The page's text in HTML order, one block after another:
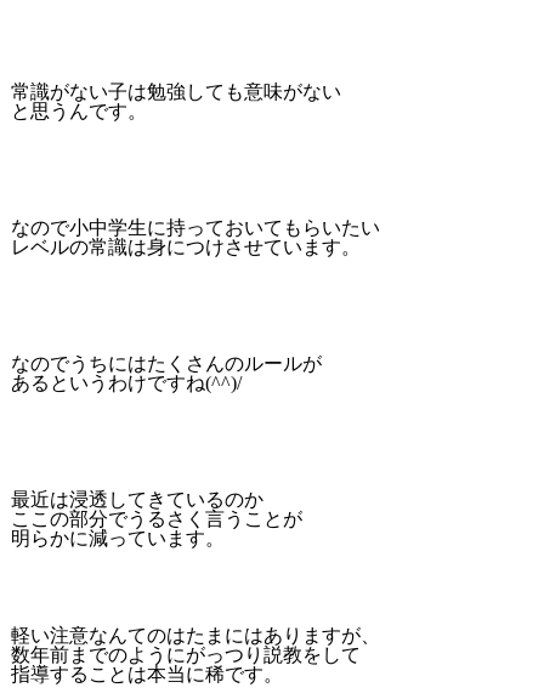
常識がない子は勉強しても意味がない
と思うんです。
なので小中学生に持っておいてもらいたい
レベルの常識は身につけさせています。
なのでうちにはたくさんのルールが
あるというわけですね(^^)/
最近は浸透してきているのか
ここの部分でうるさく言うことが
明らかに減っています。
軽い注意なんてのはたまにはありますが、
数年前までのようにがっつり説教をして
指導することは本当に稀です。